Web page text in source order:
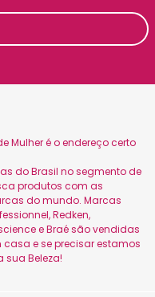
Mulher é o endereço certo
do Brasil no segmento de
produtos com as
do mundo. Marcas
Redken,
e Braé são vendidas
e se precisar estamos
Beleza!